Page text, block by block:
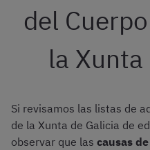
del
la
Si revisamos las listas de
de la Xunta de Galicia de
observar que las causas